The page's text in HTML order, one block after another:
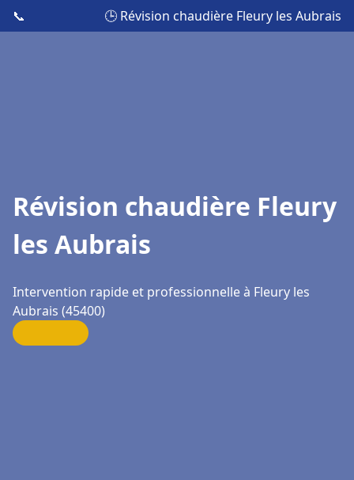
📞 🕒 Révision chaudière Fleury les Aubrais
Révision chaudière Fleury
les Aubrais
Intervention rapide et professionnelle à Fleury les
Aubrais (45400)